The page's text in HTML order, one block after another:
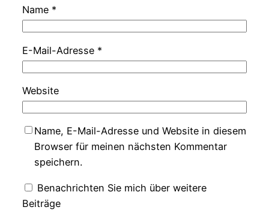
Name *
E-Mail-Adresse *
Website
Name, E-Mail-Adresse und Website in diesem
Browser für meinen nächsten Kommentar
speichern.
Benachrichten Sie mich über weitere
Beiträge